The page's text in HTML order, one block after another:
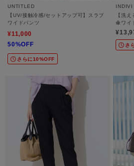
UNTITLED
【UV/接触冷感/セットアップ可】スラブ
ワイドパンツ
¥11,000
50%OFF
さらに10%OFF
INDIVI
【洗
傘ワイ
さ